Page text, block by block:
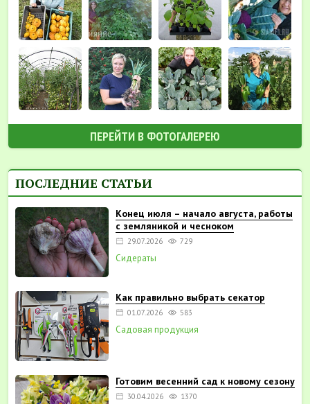
ПЕРЕЙТИ В ФОТОГАЛЕРЕЮ
ПОСЛЕДНИЕ СТАТЬИ
Конец июля – начало августа, работы
с земляникой и чесноком
29.07.2026 729
Сидераты
Как правильно выбрать секатор
01.07.2026 583
Садовая продукция
Готовим весенний сад к новому сезону
30.04.2026 1370